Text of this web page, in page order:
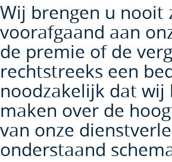
Wij brengen u nooit
voorafgaand aan
de premie of de
rechtstreeks een
noodzakelijk dat
maken over de
van onze
onderstaand